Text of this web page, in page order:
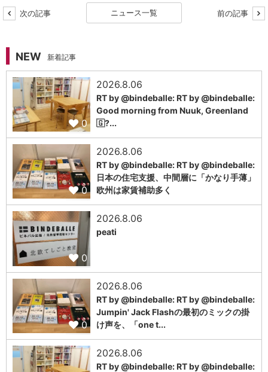
次の記事 ニュース一覧 前の記事
NEW 新着記事
0
2026.8.06
RT by @bindeballe: RT by @bindeballe:
Good morning from Nuuk, Greenland
🇬?...
0
2026.8.06
RT by @bindeballe: RT by @bindeballe:
日本の住宅支援、中間層に「かなり手薄」
欧州は家賃補助多く
0
2026.8.06
peati
0
2026.8.06
RT by @bindeballe: RT by @bindeballe:
Jumpin' Jack Flashの最初のミックの掛
け声を、「one t...
2026.8.06
RT by @bindeballe: RT by @bindeballe: